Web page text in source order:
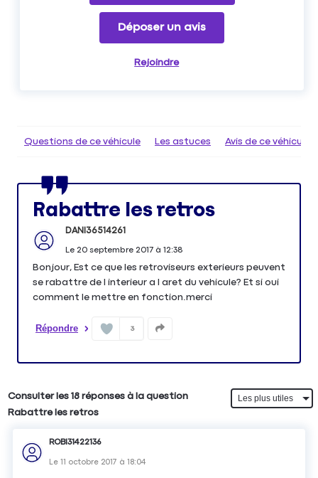
Déposer un avis
Rejoindre
Questions de ce véhicule Les astuces Avis de ce véhicule
Rabattre les retros
DANI36514261
Le 20 septembre 2017à 12:38
Bonjour, Est ce que les retroviseurs exterieurs peuvent
se rabattre de l interieur a l aret du vehicule? Et si oui
comment le mettre en fonction.merci
Répondre 3
Consulter les 18 réponses à la question
Rabattre les retros
ROBI31422136
Le11 octobre 2017 à18:04